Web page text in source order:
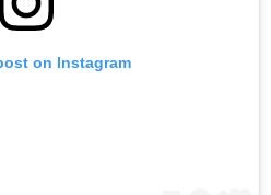
on Instagram